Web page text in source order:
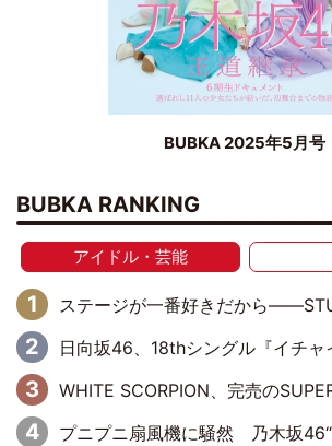
BUBKA 2025年5月号
BUBKA RANKING
アイドル・芸能
ステージが一番好きだから――STU48・中村舞
日向坂46、18thシングル『イチャイチャ虫』センターは正源司陽子に決定& 佐藤優羽や平岡海月
WHITE SCORPION、完売のSUPERNOVA KAWASAKIで沸いた“着席型
プニプニ扇風機に騒然 乃木坂46“これいくら金”延長中